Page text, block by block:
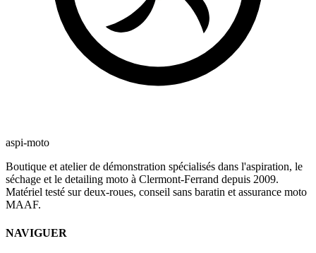
aspi-moto
Boutique et atelier de démonstration spécialisés dans l'aspiration, le
séchage et le detailing moto à Clermont-Ferrand depuis 2009.
Matériel testé sur deux-roues, conseil sans baratin et assurance moto
MAAF.
NAVIGUER